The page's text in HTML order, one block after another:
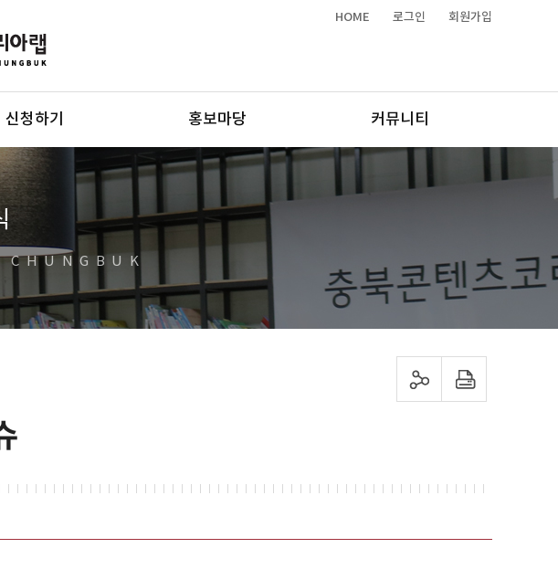
HOME 로그인 회원가입
신청하기 홍보마당 커뮤니티
sns 공유하기 프린트하기